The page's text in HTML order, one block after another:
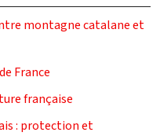
montagne catalane et
France
française
: protection et